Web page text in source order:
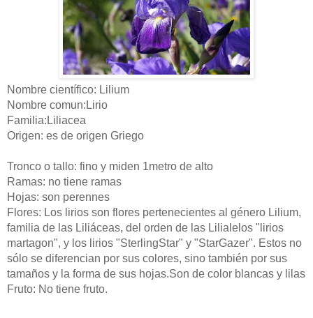
Nombre científico: Lilium
Nombre comun:Lirio
Familia:Liliacea
Origen: es de origen Griego
Tronco o tallo: fino y miden 1metro de alto
Ramas: no tiene ramas
Hojas: son perennes
Flores: Los lirios son flores pertenecientes al género Lilium,
familia de las Liliáceas, del orden de las Lilialelos "lirios
martagon", y los lirios "SterlingStar" y "StarGazer". Estos no
sólo se diferencian por sus colores, sino también por sus
tamaños y la forma de sus hojas.Son de color blancas y lilas
Fruto: No tiene fruto.